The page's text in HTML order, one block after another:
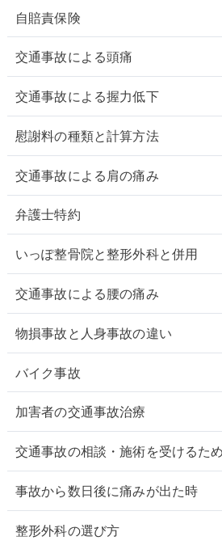
自賠責保険
交通事故による頭痛
交通事故による握力低下
慰謝料の種類と計算方法
交通事故による肩の痛み
弁護士特約
いっぽ整骨院と整形外科と併用
交通事故による腰の痛み
物損事故と人身事故の違い
バイク事故
加害者の交通事故治療
交通事故の相談・施術を受けるた
事故から数日後に痛みが出た時
整形外科の選び方